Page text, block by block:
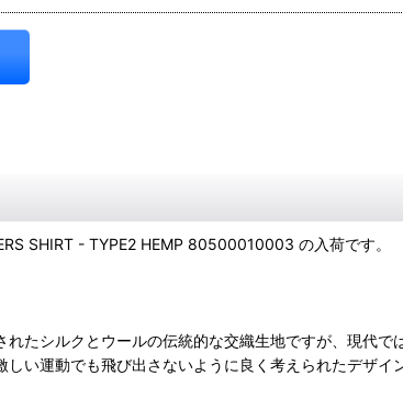
SHIRT - TYPE2 HEMP 80500010003 の入荷です。
たシルクとウールの伝統的な交織生地ですが、現代で
い運動でも飛び出さないように良く考えられたデザイ